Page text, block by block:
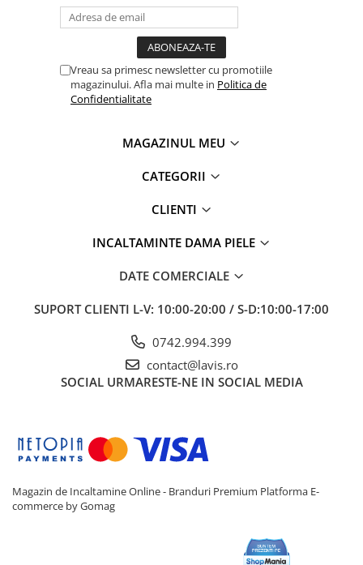
Vreau sa primesc newsletter cu promotiile
magazinului. Afla mai multe in Politica de
Confidentialitate
MAGAZINUL MEU
CATEGORII
CLIENTI
INCALTAMINTE DAMA PIELE
DATE COMERCIALE
SUPORT CLIENTI L-V: 10:00-20:00 / S-D:10:00-17:00
0742.994.399
contact@lavis.ro
SOCIAL URMARESTE-NE IN SOCIAL MEDIA
Magazin de Incaltamine Online - Branduri Premium Platforma E-
commerce by Gomag